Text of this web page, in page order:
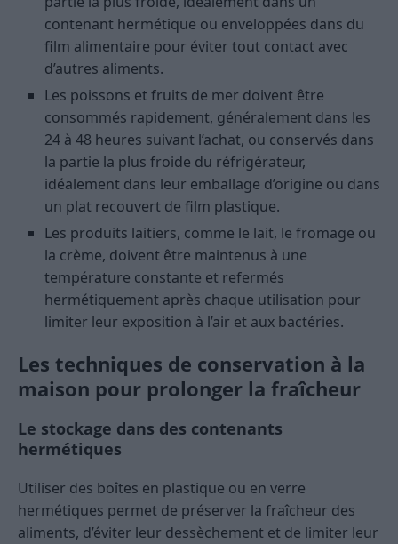
contenant hermétique ou enveloppées dans du
film alimentaire pour éviter tout contact avec
d’autres aliments.
Les poissons et fruits de mer doivent être
consommés rapidement, généralement dans les
24 à 48 heures suivant l’achat, ou conservés dans
la partie la plus froide du réfrigérateur,
idéalement dans leur emballage d’origine ou dans
un plat recouvert de film plastique.
Les produits laitiers, comme le lait, le fromage ou
la crème, doivent être maintenus à une
température constante et refermés
hermétiquement après chaque utilisation pour
limiter leur exposition à l’air et aux bactéries.
Les techniques de conservation à la
maison pour prolonger la fraîcheur
Le stockage dans des contenants
hermétiques
Utiliser des boîtes en plastique ou en verre
hermétiques permet de préserver la fraîcheur des
aliments, d’éviter leur dessèchement et de limiter leur